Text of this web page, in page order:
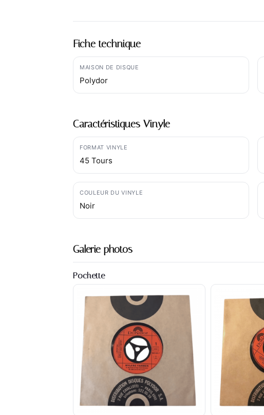
Fiche technique
MAISON DE DISQUE
Polydor
Caractéristiques Vinyle
FORMAT VINYLE
45 Tours
COULEUR DU VINYLE
Noir
Galerie photos
Pochette